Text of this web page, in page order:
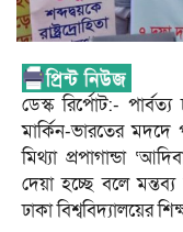
ডেস্ক রির্পোট:-
মার্কিন-ভারতের মদদে
মিথ্যা প্রপাগান্ডা
দেয়া হচ্ছে বলে মন্তব্য
ঢাকা বিশ্ববিদ্যালয়ের